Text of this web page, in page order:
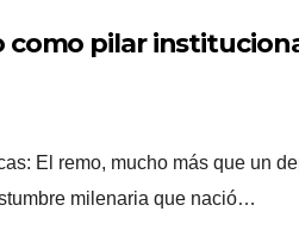
como pilar
El remo, mucho más que un
milenaria que nació…